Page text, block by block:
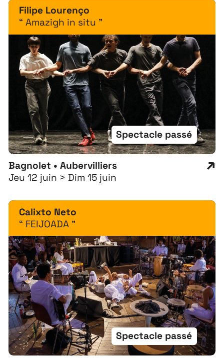
Bagnolet • Aubervilliers
Jeu 12 juin > Dim 15 juin
Spectacle passé
Filipe Lourenço
“ Amazigh in situ ”
Spectacle passé
Calixto Neto
“ FEIJOADA ”